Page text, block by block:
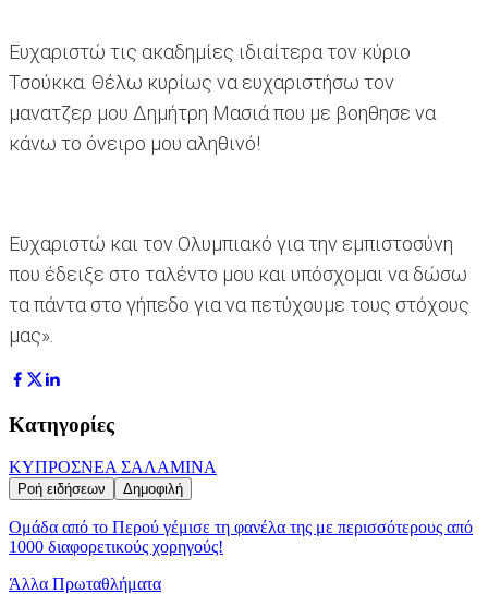
Ευχαριστώ τις ακαδημίες ιδιαίτερα τον κύριο
Τσούκκα. Θέλω κυρίως να ευχαριστήσω τον
μανατζερ μου Δημήτρη Μασιά που με βοηθησε να
κάνω το όνειρο μου αληθινό!
Ευχαριστώ και τον Ολυμπιακό για την εμπιστοσύνη
που έδειξε στο ταλέντο μου και υπόσχομαι να δώσω
τα πάντα στο γήπεδο για να πετύχουμε τους στόχους
μας».
Κατηγορίες
ΚΥΠΡΟΣΝΕΑ ΣΑΛΑΜΙΝΑ
Ροή ειδήσεων Δημοφιλή
Ομάδα από το Περού γέμισε τη φανέλα της με περισσότερους από
1000 διαφορετικούς χορηγούς!
Άλλα Πρωταθλήματα